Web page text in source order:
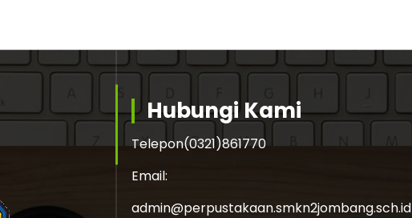
Hubungi Kami
Telepon(0321)861770
Email:
admin@perpustakaan.smkn2jombang.sch.id